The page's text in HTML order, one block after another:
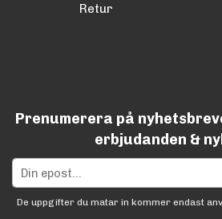
Retur
Prenumerera på
erbjudanden &
De uppgifter du matar in kommer endast